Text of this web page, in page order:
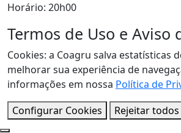
Horário: 20h00
Termos de Uso e Aviso
Cookies: a Coagru salva estatísticas
melhorar sua experiência de
informações em nossa Política de
Configurar Cookies
Rejeitar todos